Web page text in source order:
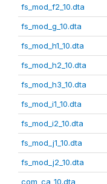
fs_mod_f2_10.dta
fs_mod_g_10.dta
fs_mod_h1_10.dta
fs_mod_h2_10.dta
fs_mod_h3_10.dta
fs_mod_i1_10.dta
fs_mod_i2_10.dta
fs_mod_j1_10.dta
fs_mod_j2_10.dta
com_ca_10.dta